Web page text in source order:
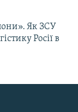
Як ЗСУ
Росії в